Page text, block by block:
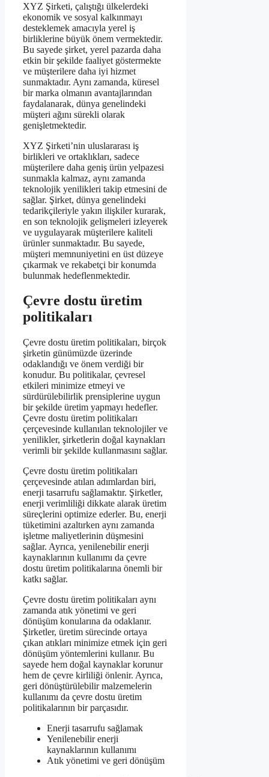
XYZ Şirketi, çalıştığı ülkelerdeki
ekonomik ve sosyal kalkınmayı
desteklemek amacıyla yerel iş
birliklerine büyük önem vermektedir.
Bu sayede şirket, yerel pazarda daha
etkin bir şekilde faaliyet göstermekte
ve müşterilere daha iyi hizmet
sunmaktadır. Aynı zamanda, küresel
bir marka olmanın avantajlarından
faydalanarak, dünya genelindeki
müşteri ağını sürekli olarak
genişletmektedir.
XYZ Şirketi’nin uluslararası iş
birlikleri ve ortaklıkları, sadece
müşterilere daha geniş ürün yelpazesi
sunmakla kalmaz, aynı zamanda
teknolojik yenilikleri takip etmesini de
sağlar. Şirket, dünya genelindeki
tedarikçileriyle yakın ilişkiler kurarak,
en son teknolojik gelişmeleri izleyerek
ve uygulayarak müşterilere kaliteli
ürünler sunmaktadır. Bu sayede,
müşteri memnuniyetini en üst düzeye
çıkarmak ve rekabetçi bir konumda
bulunmak hedeflenmektedir.
Çevre dostu üretim
politikaları
Çevre dostu üretim politikaları, birçok
şirketin günümüzde üzerinde
odaklandığı ve önem verdiği bir
konudur. Bu politikalar, çevresel
etkileri minimize etmeyi ve
sürdürülebilirlik prensiplerine uygun
bir şekilde üretim yapmayı hedefler.
Çevre dostu üretim politikaları
çerçevesinde kullanılan teknolojiler ve
yenilikler, şirketlerin doğal kaynakları
verimli bir şekilde kullanmasını sağlar.
Çevre dostu üretim politikaları
çerçevesinde atılan adımlardan biri,
enerji tasarrufu sağlamaktır. Şirketler,
enerji verimliliği dikkate alarak üretim
süreçlerini optimize ederler. Bu, enerji
tüketimini azaltırken aynı zamanda
işletme maliyetlerinin düşmesini
sağlar. Ayrıca, yenilenebilir enerji
kaynaklarının kullanımı da çevre
dostu üretim politikalarına önemli bir
katkı sağlar.
Çevre dostu üretim politikaları aynı
zamanda atık yönetimi ve geri
dönüşüm konularına da odaklanır.
Şirketler, üretim sürecinde ortaya
çıkan atıkları minimize etmek için geri
dönüşüm yöntemlerini kullanır. Bu
sayede hem doğal kaynaklar korunur
hem de çevre kirliliği önlenir. Ayrıca,
geri dönüştürülebilir malzemelerin
kullanımı da çevre dostu üretim
politikalarının bir parçasıdır.
Enerji tasarrufu sağlamak
Yenilenebilir enerji
kaynaklarının kullanımı
Atık yönetimi ve geri dönüşüm